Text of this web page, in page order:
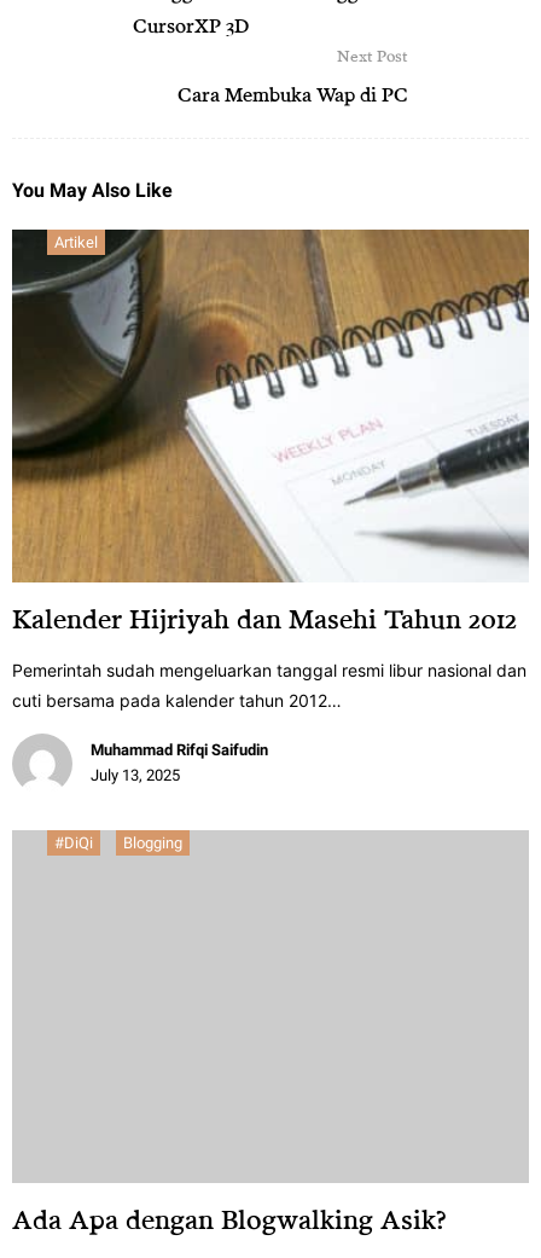
CursorXP 3D
Next Post
Cara Membuka Wap di PC
You May Also Like
Artikel
Kalender Hijriyah dan Masehi Tahun 2012
Pemerintah sudah mengeluarkan tanggal resmi libur nasional dan
cuti bersama pada kalender tahun 2012…
Muhammad Rifqi Saifudin
July 13, 2025
#DiQi Blogging
Ada Apa dengan Blogwalking Asik?